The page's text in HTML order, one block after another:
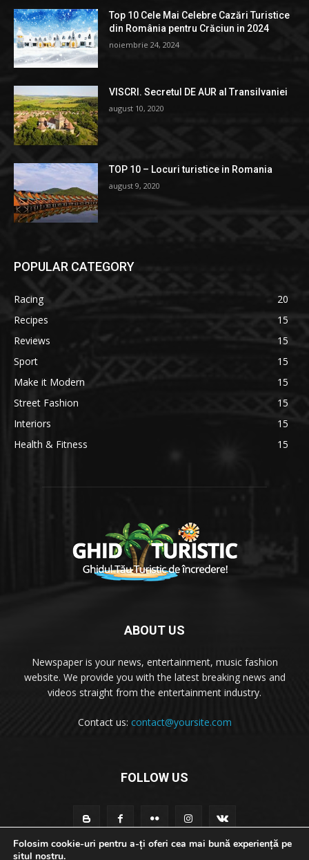
Top 10 Cele Mai Celebre Cazări Turistice
din România pentru Crăciun in 2024
noiembrie 24, 2024
VISCRI. Secretul DE AUR al Transilvaniei
august 10, 2020
TOP 10 – Locuri turistice in Romania
august 9, 2020
POPULAR CATEGORY
Racing
20
Recipes
15
Reviews
15
Sport
15
Make it Modern
15
Street Fashion
15
Interiors
15
Health & Fitness
15
ABOUT US
Newspaper is your news, entertainment, music fashion
website. We provide you with the latest breaking news and
videos straight from the entertainment industry.
Contact us: contact@yoursite.com
FOLLOW US
Folosim cookie-uri pentru a-ți oferi cea mai bună experiență pe
situl nostru.